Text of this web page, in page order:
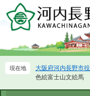
ー
先
ニ
を
て
大阪府河内長野市
色絵富士山文絵馬